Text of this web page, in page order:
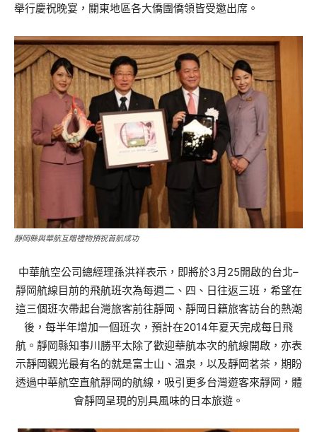
舉行慶祝晚宴，關東地區各大僑團僑領皆受邀出席。
靜岡縣與華航互贈禮物預祝首航成功
中華航空公司總經理孫洪祥表示，即將於3月25開啟的台北–
靜岡航線目前的飛航班次為每週二、四、日往返三班，希望在
這三個班次帶起台灣旅客前往靜岡、靜岡日籍旅客訪台的熱潮
後，每半年增加一個班次，預計在2014年夏天完成每日飛
航。靜岡縣知事川勝平太除了歡迎華航本次的航線開啟，亦表
示靜岡觀光最有名的就是富士山、溫泉，以及靜岡茗茶，期盼
透過中華航空直航靜岡的航線，吸引更多台灣遊客來靜岡，體
會靜岡呈現的別具風味的日本旅遊。